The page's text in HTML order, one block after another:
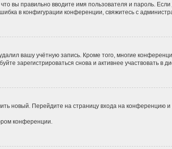
вы правильно вводите имя пользователя и пароль.
в конфигурации конференции, свяжитесь с
вашу учётную запись. Кроме того, многие
зарегистрироваться снова и активнее участвовать в
новый. Перейдите на страницу входа на конференцию
конференции.